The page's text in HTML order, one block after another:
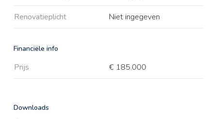
Renovatieplicht Niet ingegeven
Financiële info
Prijs € 185.000
Downloads